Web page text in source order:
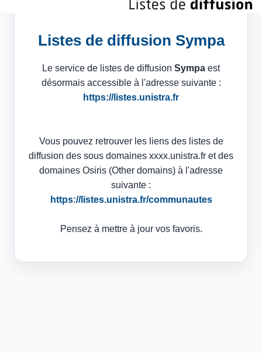
Listes de diffusion Sympa
Le service de listes de diffusion Sympa est
désormais accessible à l'adresse suivante :
https://listes.unistra.fr
Vous pouvez retrouver les liens des listes de
diffusion des sous domaines xxxx.unistra.fr et des
domaines Osiris (Other domains) à l'adresse
suivante :
https://listes.unistra.fr/communautes
Pensez à mettre à jour vos favoris.